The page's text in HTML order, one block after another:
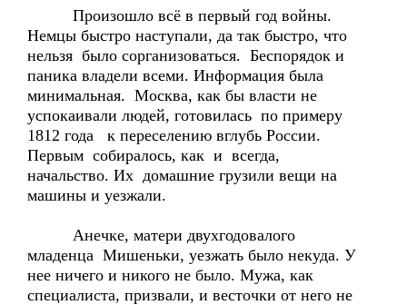
Произошло всё в первый год войны.
Немцы быстро наступали, да так быстро, что
нельзя было сорганизоваться. Беспорядок и
паника владели всеми. Информация была
минимальная. Москва, как бы власти не
успокаивали людей, готовилась по примеру
1812 года к переселению вглубь России.
Первым собиралось, как и всегда,
начальство. Их домашние грузили вещи на
машины и уезжали.
Анечке, матери двухгодовалого
младенца Мишеньки, уезжать было некуда. У
нее ничего и никого не было. Мужа, как
специалиста, призвали, и весточки от него не